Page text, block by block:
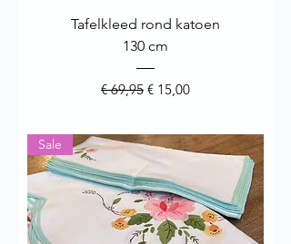
Tafelkleed rond katoen
130 cm
Normale prijs
€ 69,95 Verkoopprijs
€ 15,00
Sale